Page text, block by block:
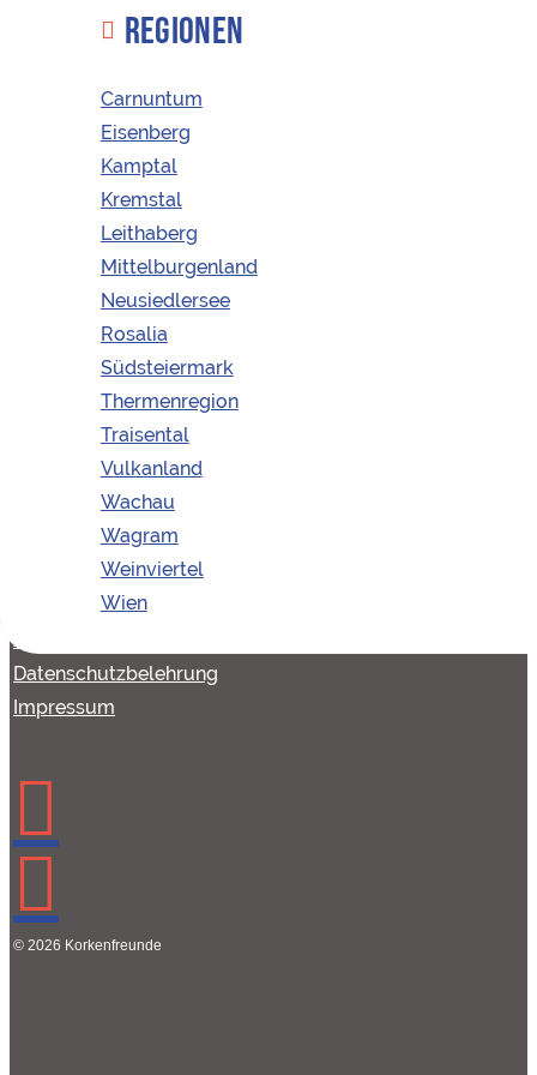
KONTAKT
info@korkenfreunde.at
+43 (0) 6769038254
Obere Marktstraße 2
3492 Etsdorf am Kamp
SONSTIGES
Lieferung und Zahlung
Firmenangebote
AGB
Datenschutzbelehrung
Impressum
© 2026 Korkenfreunde
REGIONEN
Carnuntum
Eisenberg
Kamptal
Kremstal
Leithaberg
Mittelburgenland
Neusiedlersee
Rosalia
Südsteiermark
Thermenregion
Traisental
Vulkanland
Wachau
Wagram
Weinviertel
Wien